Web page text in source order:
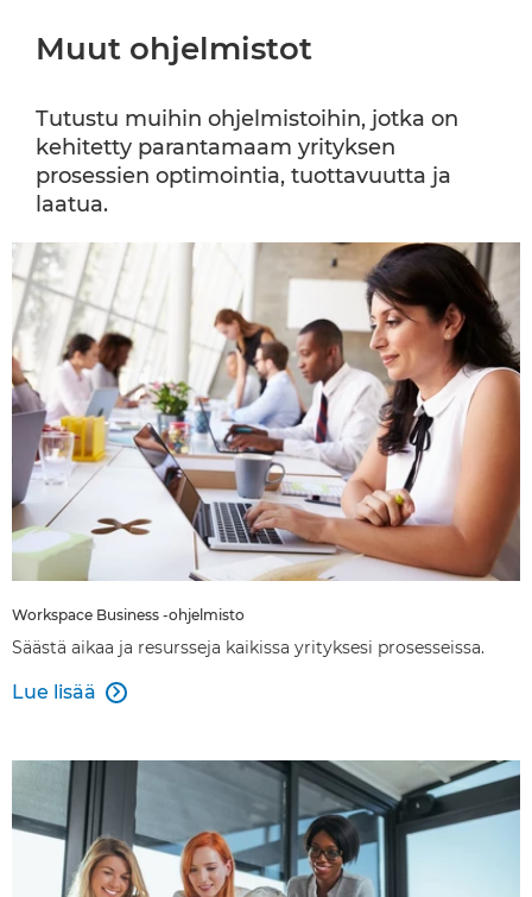
Muut ohjelmistot
Tutustu muihin ohjelmistoihin, jotka on
kehitetty parantamaam yrityksen
prosessien optimointia, tuottavuutta ja
laatua.
Workspace Business -ohjelmisto
Säästä aikaa ja resursseja kaikissa yrityksesi prosesseissa.
Lue lisää 